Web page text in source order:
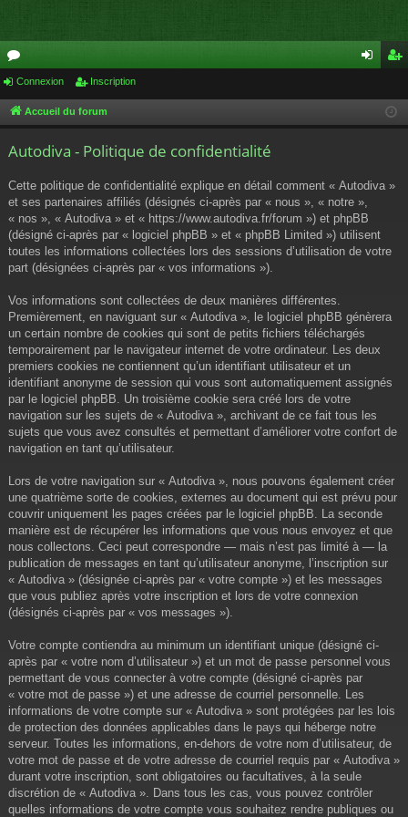
or
u cri
Connexion Inscription
Accueil du forum
Autodiva - Politique de confidentialité
Cette politique de confidentialité explique en détail comment « Autodiva »
et ses partenaires affiliés (désignés ci-après par « nous », « notre »,
« nos », « Autodiva » et « https://www.autodiva.fr/forum ») et phpBB
(désigné ci-après par « logiciel phpBB » et « phpBB Limited ») utilisent
toutes les informations collectées lors des sessions d’utilisation de votre
part (désignées ci-après par « vos informations »).
Vos informations sont collectées de deux manières différentes.
Premièrement, en naviguant sur « Autodiva », le logiciel phpBB génèrera
un certain nombre de cookies qui sont de petits fichiers téléchargés
temporairement par le navigateur internet de votre ordinateur. Les deux
premiers cookies ne contiennent qu’un identifiant utilisateur et un
identifiant anonyme de session qui vous sont automatiquement assignés
par le logiciel phpBB. Un troisième cookie sera créé lors de votre
navigation sur les sujets de « Autodiva », archivant de ce fait tous les
sujets que vous avez consultés et permettant d’améliorer votre confort de
navigation en tant qu’utilisateur.
Lors de votre navigation sur « Autodiva », nous pouvons également créer
une quatrième sorte de cookies, externes au document qui est prévu pour
couvrir uniquement les pages créées par le logiciel phpBB. La seconde
manière est de récupérer les informations que vous nous envoyez et que
nous collectons. Ceci peut correspondre — mais n’est pas limité à — la
publication de messages en tant qu’utilisateur anonyme, l’inscription sur
« Autodiva » (désignée ci-après par « votre compte ») et les messages
que vous publiez après votre inscription et lors de votre connexion
(désignés ci-après par « vos messages »).
Votre compte contiendra au minimum un identifiant unique (désigné ci-
après par « votre nom d’utilisateur ») et un mot de passe personnel vous
permettant de vous connecter à votre compte (désigné ci-après par
« votre mot de passe ») et une adresse de courriel personnelle. Les
informations de votre compte sur « Autodiva » sont protégées par les lois
de protection des données applicables dans le pays qui héberge notre
serveur. Toutes les informations, en-dehors de votre nom d’utilisateur, de
votre mot de passe et de votre adresse de courriel requis par « Autodiva »
durant votre inscription, sont obligatoires ou facultatives, à la seule
discrétion de « Autodiva ». Dans tous les cas, vous pouvez contrôler
quelles informations de votre compte vous souhaitez rendre publiques ou